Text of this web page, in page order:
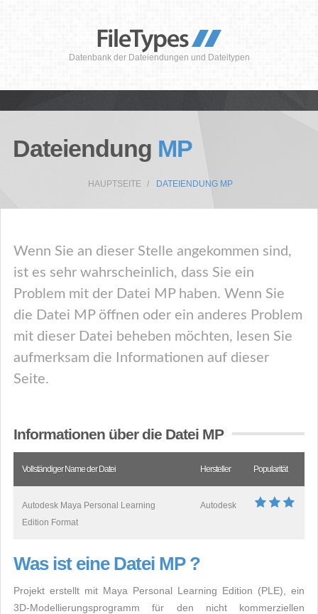
Datenbank der Dateiendungen und Dateitypen
Dateiendung MP
HAUPTSEITE DATEIENDUNG MP
Wenn Sie an dieser Stelle angekommen sind,
ist es sehr wahrscheinlich, dass Sie ein
Problem mit der Datei MP haben. Wenn Sie
die Datei MP öffnen oder ein anderes Problem
mit dieser Datei beheben möchten, lesen Sie
aufmerksam die Informationen auf dieser
Seite.
Informationen über die Datei MP
Vollständiger Name der Datei Hersteller Popularität
Autodesk Maya Personal Learning
Edition Format
Autodesk
Was ist eine Datei MP ?
Projekt erstellt mit Maya Personal Learning Edition (PLE), ein
3D-Modellierungsprogramm für den nicht kommerziellen